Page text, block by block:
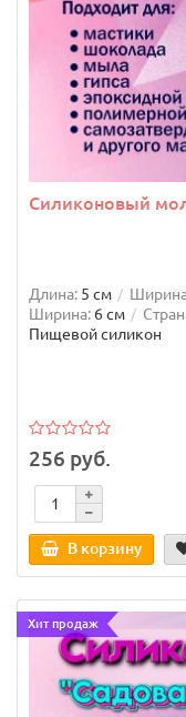
Силиконовый
Длина: 5 см
Ширина: 6 см
Пищевой силикон
256 руб.
В корзину
Хит продаж